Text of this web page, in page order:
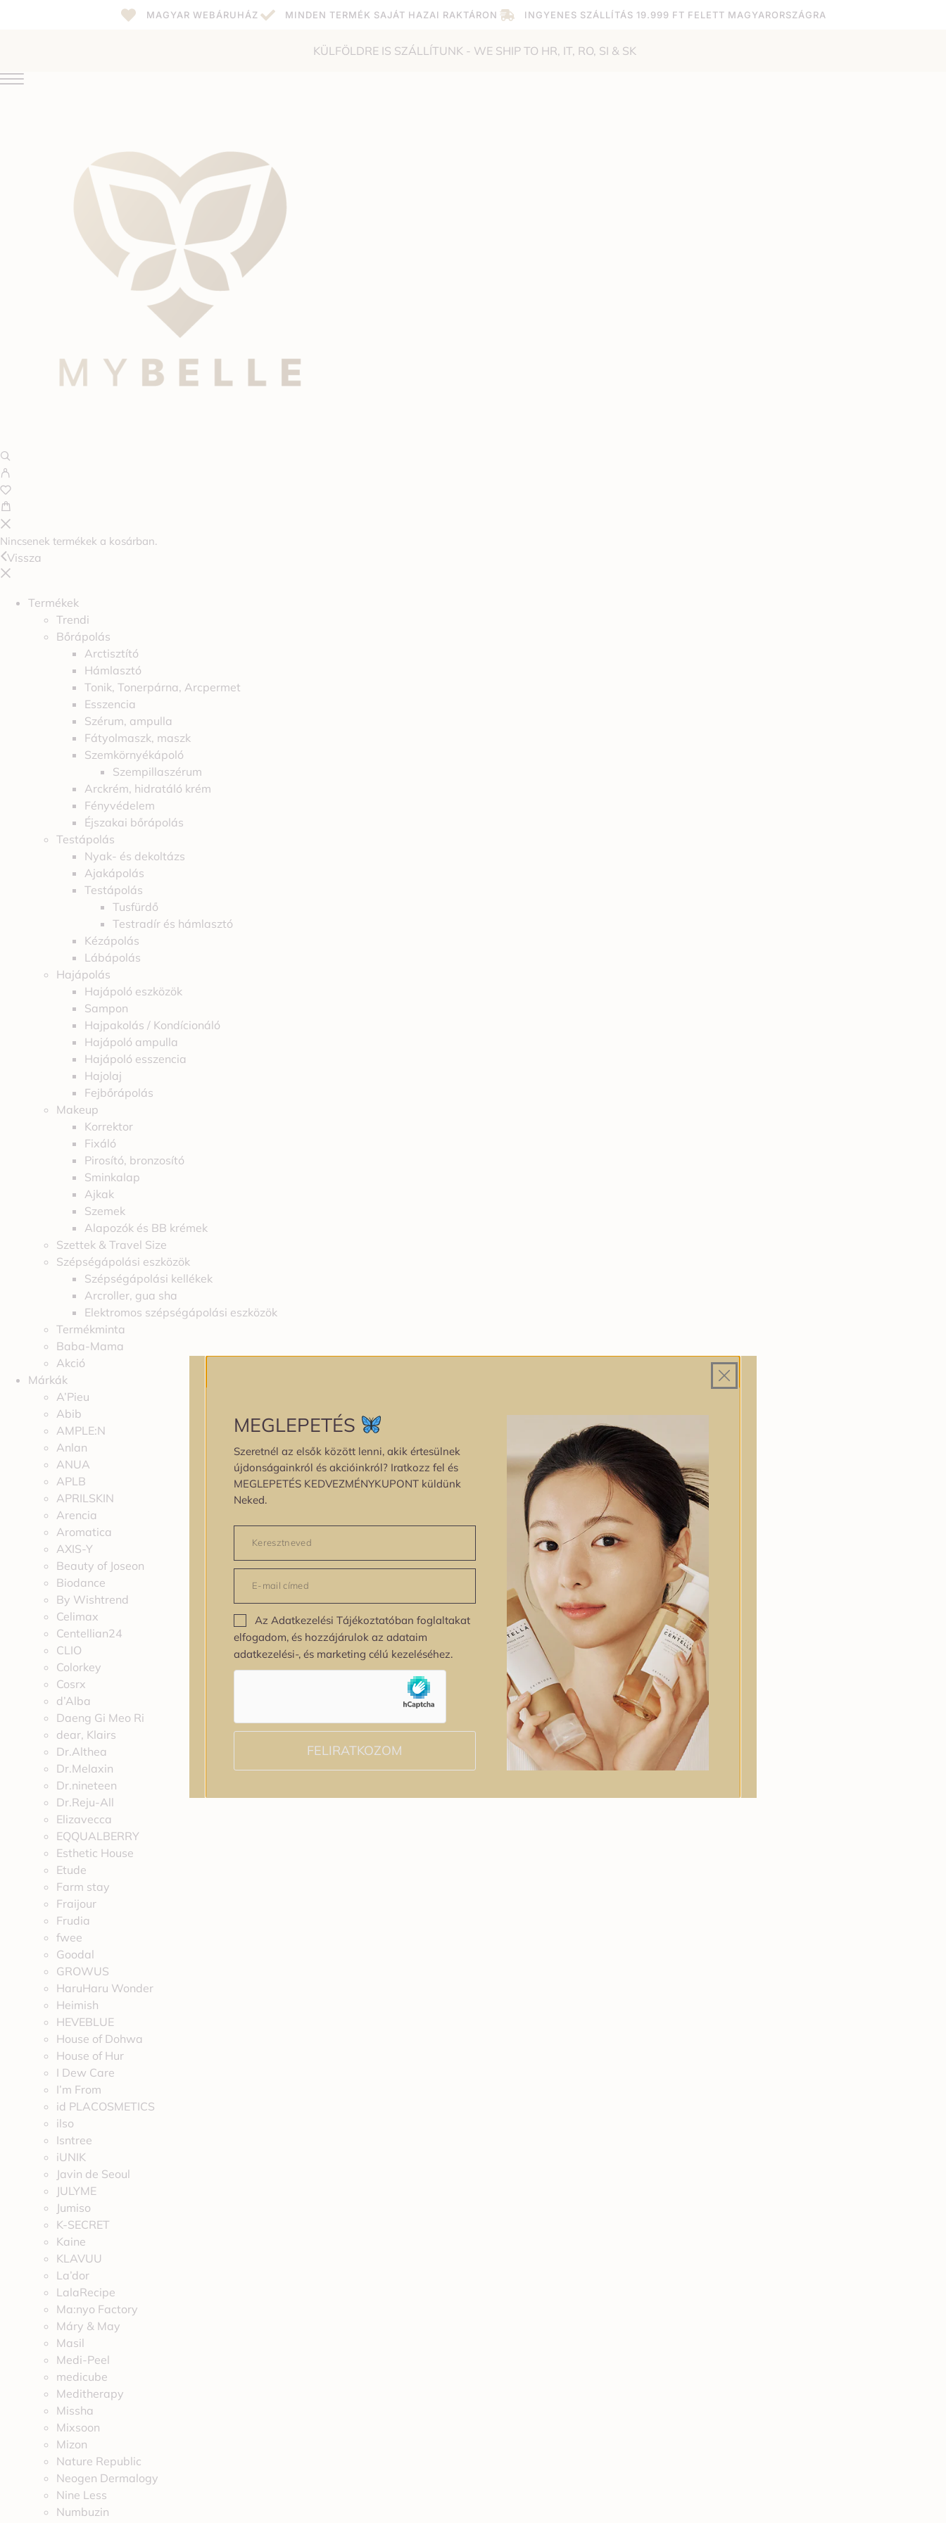
MAGYAR WEBÁRUHÁZ MINDEN TERMÉK SAJÁT HAZAI RAKTÁRON INGYENES SZÁLLÍTÁS 19.999 FT FELETT MAGYARORSZÁGRA
KÜLFÖLDRE IS SZÁLLÍTUNK - WE SHIP TO HR, IT, RO, SI & SK
Nincsenek termékek a kosárban.
Vissza
Termékek
Trendi
Bőrápolás
Arctisztító
Hámlasztó
Tonik, Tonerpárna, Arcpermet
Esszencia
Szérum, ampulla
Fátyolmaszk, maszk
Szemkörnyékápoló
Szempillaszérum
Arckrém, hidratáló krém
Fényvédelem
Éjszakai bőrápolás
Testápolás
Nyak- és dekoltázs
Ajakápolás
Testápolás
Tusfürdő
Testradír és hámlasztó
Kézápolás
Lábápolás
Hajápolás
Hajápoló eszközök
Sampon
Hajpakolás / Kondícionáló
Hajápoló ampulla
Hajápoló esszencia
Hajolaj
Fejbőrápolás
Makeup
Korrektor
Fixáló
Pirosító, bronzosító
Sminkalap
Ajkak
Szemek
Alapozók és BB krémek
Szettek & Travel Size
Szépségápolási eszközök
Szépségápolási kellékek
Arcroller, gua sha
Elektromos szépségápolási eszközök
Termékminta
Baba-Mama
Akció
Márkák
A’Pieu
Abib
AMPLE:N
Anlan
ANUA
APLB
APRILSKIN
Arencia
Aromatica
AXIS-Y
Beauty of Joseon
Biodance
By Wishtrend
Celimax
Centellian24
CLIO
Colorkey
Cosrx
d’Alba
Daeng Gi Meo Ri
dear, Klairs
Dr.Althea
Dr.Melaxin
Dr.nineteen
Dr.Reju-All
Elizavecca
EQQUALBERRY
Esthetic House
Etude
Farm stay
Fraijour
Frudia
fwee
Goodal
GROWUS
HaruHaru Wonder
Heimish
HEVEBLUE
House of Dohwa
House of Hur
I Dew Care
I’m From
id PLACOSMETICS
ilso
Isntree
iUNIK
Javin de Seoul
JULYME
Jumiso
K-SECRET
Kaine
KLAVUU
La’dor
LalaRecipe
Ma:nyo Factory
Máry & May
Masil
Medi-Peel
medicube
Meditherapy
Missha
Mixsoon
Mizon
Nature Republic
Neogen Dermalogy
Nine Less
Numbuzin
MEGLEPETÉS
Szeretnél az elsők között lenni, akik értesülnek
újdonságainkról és akcióinkról? Iratkozz fel és
MEGLEPETÉS KEDVEZMÉNYKUPONT küldünk
Neked.
Az Adatkezelési Tájékoztatóban foglaltakat
elfogadom, és hozzájárulok az adataim
adatkezelési-, és marketing célú kezeléséhez.
FELIRATKOZOM